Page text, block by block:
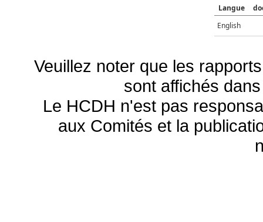
Langue
English
Veuillez noter que les
sont affichés
Le HCDH n'est pas
aux Comités et la